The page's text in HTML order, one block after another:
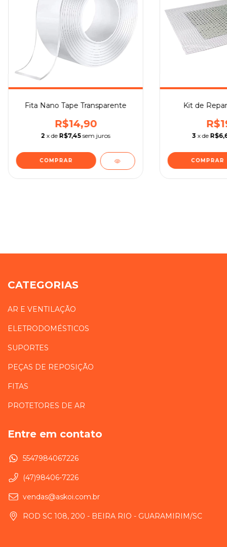
Fita Nano Tape Transparente
R$14,90
2 x de R$7,45 sem juros
COMPRAR
Kit de
3 x de
COMPRAR
CATEGORIAS
AR E VENTILAÇÃO
ELETRODOMÉSTICOS
SUPORTES
PEÇAS DE REPOSIÇÃO
FITAS
PROTETORES DE AR
Entre em contato
5547984067226
(47)98406-7226
vendas@askoi.com.br
ROD SC 108, 200 - BEIRA RIO - GUARAMIRIM/SC